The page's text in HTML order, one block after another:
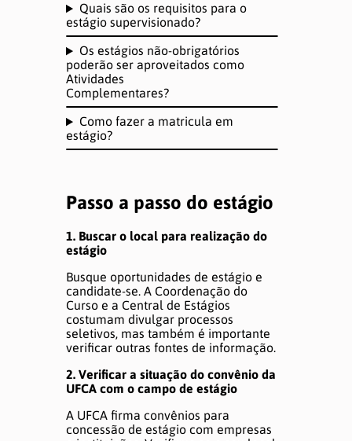
ATUALIZAÇÕES
Notícias
Informes
Semana de Jornalismo
TCCs
Produções
DÚVIDAS E AJUDA
Quais são os requisitos para o
estágio supervisionado?
Os estágios não-obrigatórios
poderão ser aproveitados como
Atividades
Complementares?
Como fazer a matricula em
estágio?
Passo a passo do estágio
1. Buscar o local para realização do
estágio
Busque oportunidades de estágio e
candidate-se. A Coordenação do
Curso e a Central de Estágios
costumam divulgar processos
seletivos, mas também é importante
verificar outras fontes de informação.
2. Verificar a situação do convênio da
UFCA com o campo de estágio
A UFCA firma convênios para
concessão de estágio com empresas